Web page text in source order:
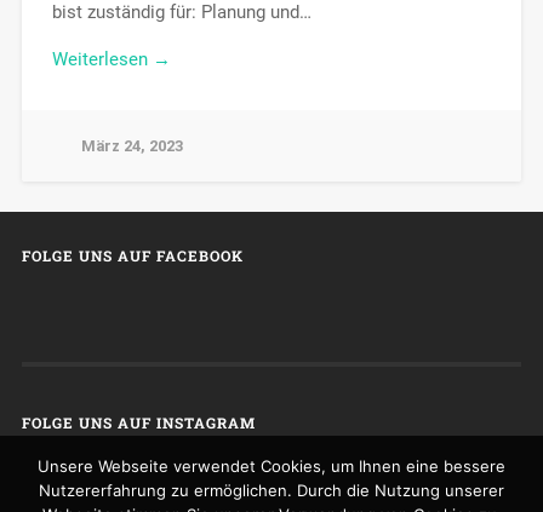
bist zuständig für: Planung und…
Weiterlesen →
März 24, 2023
FOLGE UNS AUF FACEBOOK
FOLGE UNS AUF INSTAGRAM
Unsere Webseite verwendet Cookies, um Ihnen eine bessere
Nutzererfahrung zu ermöglichen. Durch die Nutzung unserer